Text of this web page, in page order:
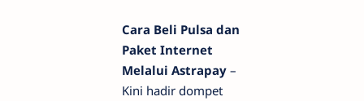
Cara Beli Pulsa dan
Paket Internet
Melalui Astrapay –
Kini hadir dompet